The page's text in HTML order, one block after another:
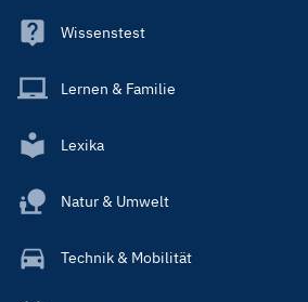
Wissenstest
Lernen & Familie
Lexika
Natur & Umwelt
Technik & Mobilität